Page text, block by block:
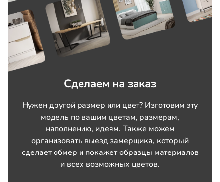
Сделаем на заказ
Нужен другой размер или цвет? Изготовим эту
модель по вашим цветам, размерам,
наполнению, идеям. Также можем
организовать выезд замерщика, который
сделает обмер и покажет образцы материалов
и всех возможных цветов.